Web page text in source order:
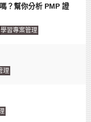
？幫你分析 PMP 證
學習專案管理
理